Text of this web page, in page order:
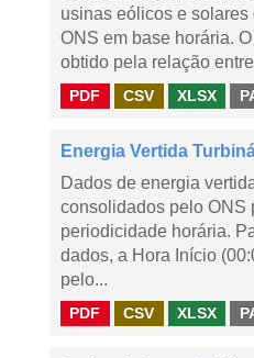
usinas eólicos e
ONS em base horária.
obtido pela relação
PDF CSV XLSX
Energia Vertida
Dados de energia
consolidados pelo ONS
periodicidade horária.
dados, a Hora Início
pelo...
PDF CSV XLSX